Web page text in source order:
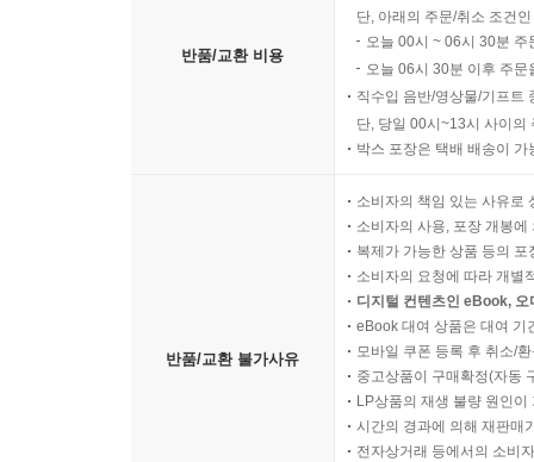
반품/교환 비용
단, 아래의 주문/취소 조건
오늘 00시 ~ 06시 30분
오늘 06시 30분 이후 주
직수입 음반/영상물/기프트
단, 당일 00시~13시 사이의
박스 포장은 택배 배송이
반품/교환 불가사유
소비자의 책임 있는 사유로
소비자의 사용, 포장 개봉
복제가 가능한 상품 등의
소비자의 요청에 따라 개별
디지털 컨텐츠인 eBook,
eBook 대여 상품은 대여 기
모바일 쿠폰 등록 후 취소/
중고상품이 구매확정(자동
LP상품의 재생 불량 원인
시간의 경과에 의해 재판매
전자상거래 등에서의 소비